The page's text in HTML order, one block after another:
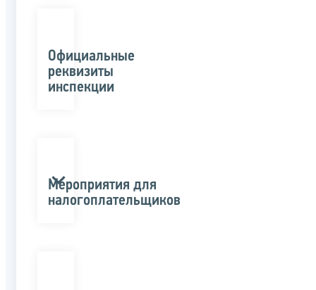
Официальные
реквизиты
инспекции
Мероприятия для
налогоплательщиков